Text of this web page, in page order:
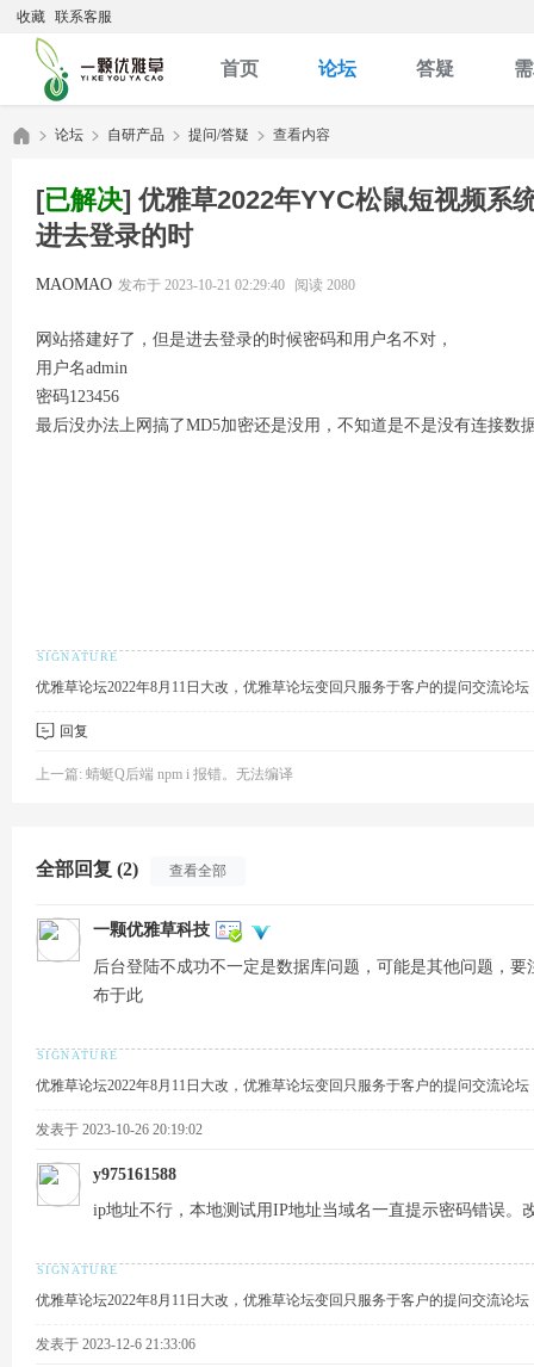
收藏 联系客服
首页 论坛 答疑
»
论坛
›
自研产品
›
提问/答疑 查看内容
[已解决] 优雅草2022年YYC松鼠短视频系
进去登录的时
MAOMAO 发布于 2023-10-21 02:29:40 阅读 2080
网站搭建好了，但是进去登录的时候密码和用户名不对，
用户名admin
密码123456
最后没办法上网搞了MD5加密还是没用，不知道是不是没有连接数
优雅草论坛2022年8月11日大改，优雅草论坛变回只服务于客户的提问交流论坛
回复
上一篇: 蜻蜓Q后端 npm i 报错。无法编译
全部回复 (2) 查看全部
一颗优雅草科技
后台登陆不成功不一定是数据库问题，可能是其他问题，
布于此
优雅草论坛2022年8月11日大改，优雅草论坛变回只服务于客户的提问交流论坛
发表于 2023-10-26 20:19:02
y975161588
ip地址不行，本地测试用IP地址当域名一直提示密码错误。
优雅草论坛2022年8月11日大改，优雅草论坛变回只服务于客户的提问交流论坛
发表于 2023-12-6 21:33:06